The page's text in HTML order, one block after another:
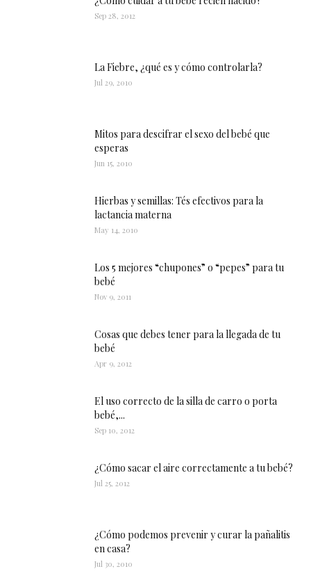
Sep 28, 2012
La Fiebre, ¿qué es y cómo controlarla?
Jul 29, 2010
Mitos para descifrar el sexo del bebé que
esperas
Jun 15, 2010
Hierbas y semillas: Tés efectivos para la
lactancia materna
May 14, 2010
Los 5 mejores “chupones” o “pepes” para tu
bebé
Nov 9, 2011
Cosas que debes tener para la llegada de tu
bebé
Apr 9, 2012
El uso correcto de la silla de carro o porta
bebé,...
Sep 10, 2012
¿Cómo sacar el aire correctamente a tu bebé?
Jul 25, 2012
¿Cómo podemos prevenir y curar la pañalitis
en casa?
Jul 30, 2010